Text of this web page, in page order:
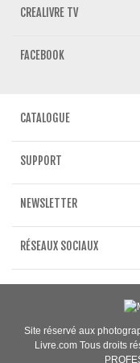
CREALIVRE TV
FACEBOOK
CATALOGUE
SUPPORT
NEWSLETTER
RÉSEAUX SOCIAUX
Site réservé aux
Livre.com Tous droits